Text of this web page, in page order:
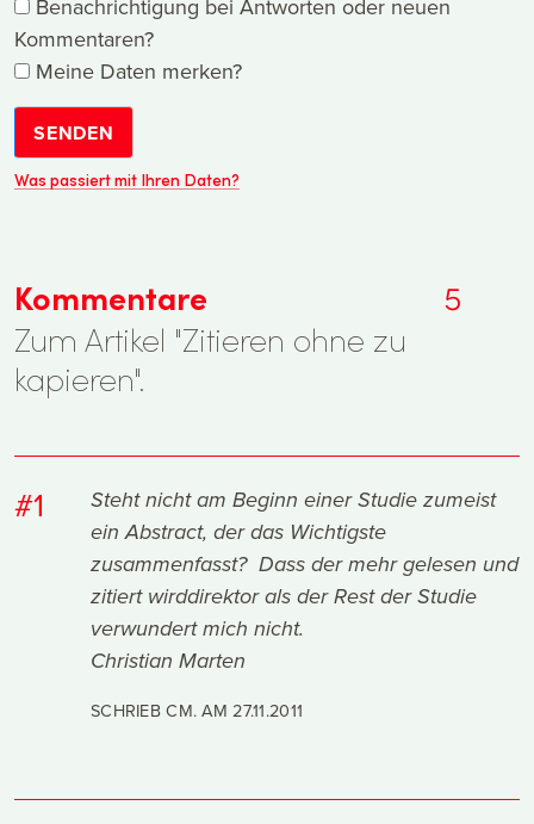
Benachrichtigung bei Antworten oder neuen
Kommentaren?
Meine Daten merken?
SENDEN
Was passiert mit Ihren Daten?
Kommentare
5
Zum Artikel "Zitieren ohne zu
kapieren".
#1
Steht nicht am Beginn einer Studie zumeist
ein Abstract, der das Wichtigste
zusammenfasst? Dass der mehr gelesen und
zitiert wirddirektor als der Rest der Studie
verwundert mich nicht.
Christian Marten
SCHRIEB CM. AM27.11.2011